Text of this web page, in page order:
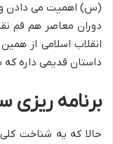
(س) اهمیت می دادن و
دوران معاصر هم قم
انقلاب اسلامی از
داستان قدیمی داره
برنامه ریزی
حالا که یه شناخت کلی